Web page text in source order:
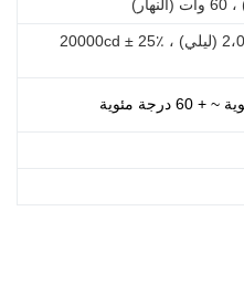
2،000cd ± 25٪ (ليلي) ، 20000cd ± 25٪